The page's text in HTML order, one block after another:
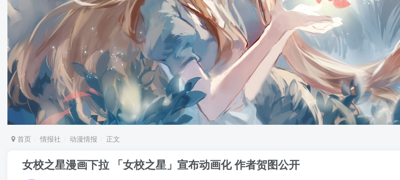
首页 情报社 动漫情报 正文
女校之星漫画下拉 「女校之星」宣布动画化 作者贺图公开